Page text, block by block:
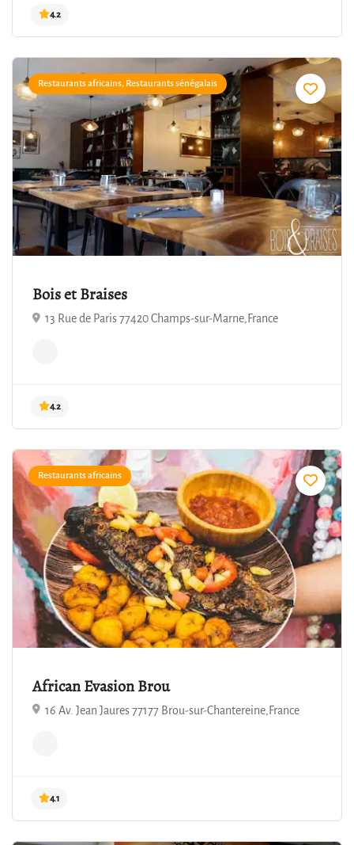
4.3
Restaurants africains, Restaurants sénégalais
Bois et Braises
13 Rue de Paris 77420 Champs-sur-Marne,France
Restaurants africains
African Evasion Brou
16 Av. Jean Jaures 77177 Brou-sur-Chantereine,France